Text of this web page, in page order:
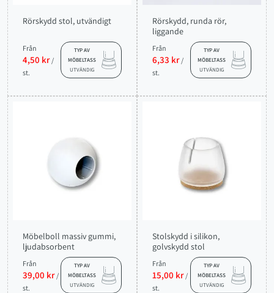
Rörskydd stol, utvändigt
Från
4,50 kr /
st.
TYP AV
MÖBELTASS
UTVÄNDIG
Rörskydd, runda rör,
liggande
Från
6,33 kr /
st.
TYP AV
MÖBELTASS
UTVÄNDIG
Möbelboll massiv gummi,
ljudabsorbent
Från
39,00 kr /
st.
TYP AV
MÖBELTASS
UTVÄNDIG
Stolskydd i silikon,
golvskydd stol
Från
15,00 kr /
st.
TYP AV
MÖBELTASS
UTVÄNDIG